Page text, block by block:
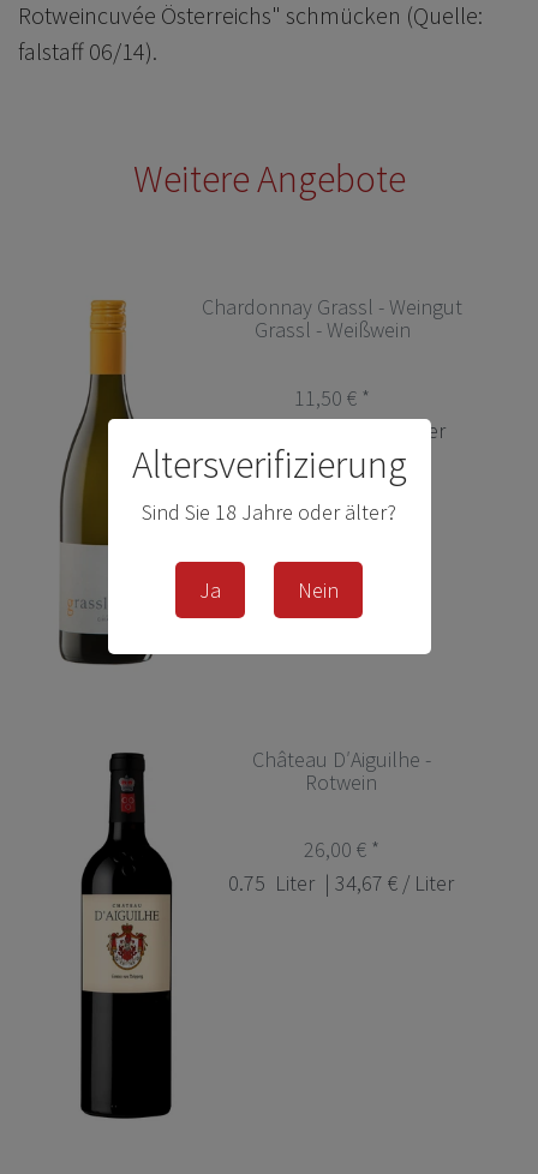
Altersverifizierung
Sind Sie 18 Jahre oder älter?
Ja Nein
Rotweincuvée Österreichs" schmücken (Quelle:
falstaff 06/14).
Weitere Angebote
Chardonnay Grassl - Weingut
Grassl - Weißwein
11,50 € *
| 15,33 € / Liter
Château D′Aiguilhe -
Rotwein
26,00 € *
0.75 Liter | 34,67 € / Liter